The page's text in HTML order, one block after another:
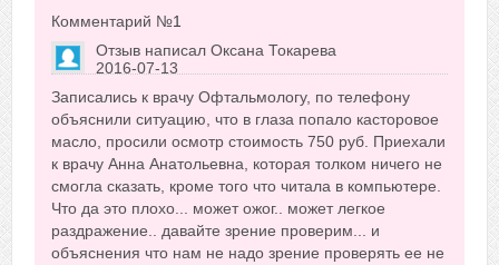
Комментарий №1
Отзыв написал Оксана Токарева
2016-07-13
+5
Сказать друзьям об отзыве
Записались к врачу Офтальмологу, по телефону
объяснили ситуацию, что в глаза попало касторовое
масло, просили осмотр стоимость 750 руб. Приехали
к врачу Анна Анатольевна, которая толком ничего не
смогла сказать, кроме того что читала в компьютере.
Что да это плохо... может ожог.. может легкое
раздражение.. давайте зрение проверим... и
объяснения что нам не надо зрение проверять ее не